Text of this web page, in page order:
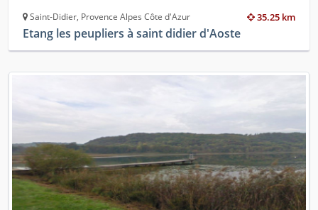
35.25 km
Saint-Didier, Provence Alpes Côte d'Azur
Etang les peupliers à saint didier d'Aoste